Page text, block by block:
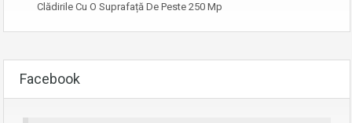
Clădirile Cu O Suprafață De Peste 250 Mp
Facebook